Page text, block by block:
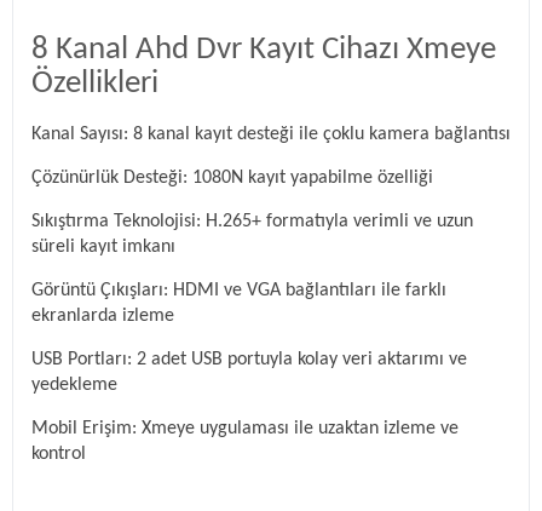
8 Kanal Ahd Dvr Kayıt Cihazı Xmeye
Özellikleri
Kanal Sayısı: 8 kanal kayıt desteği ile çoklu kamera bağlantısı
Çözünürlük Desteği: 1080N kayıt yapabilme özelliği
Sıkıştırma Teknolojisi: H.265+ formatıyla verimli ve uzun
süreli kayıt imkanı
Görüntü Çıkışları: HDMI ve VGA bağlantıları ile farklı
ekranlarda izleme
USB Portları: 2 adet USB portuyla kolay veri aktarımı ve
yedekleme
Mobil Erişim: Xmeye uygulaması ile uzaktan izleme ve
kontrol